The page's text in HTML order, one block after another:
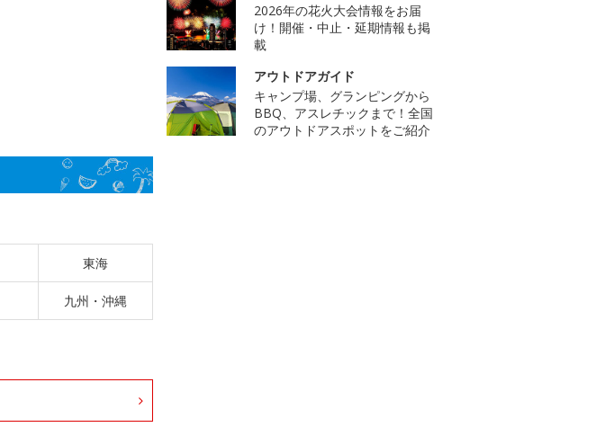
東海
九州・沖縄
2026年の花火大会情報をお届
け！開催・中止・延期情報も掲
載
アウトドアガイド
キャンプ場、グランピングから
BBQ、アスレチックまで！全国
のアウトドアスポットをご紹介